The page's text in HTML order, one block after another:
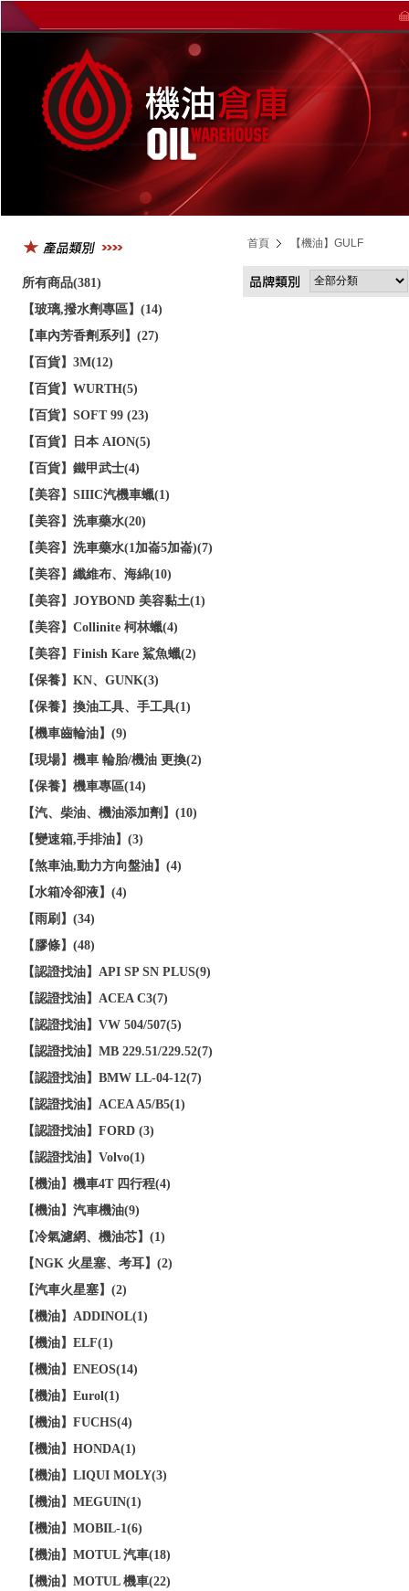
所有商品(381)
【玻璃,撥水劑專區】(14)
【車內芳香劑系列】(27)
【百貨】3M(12)
【百貨】WURTH(5)
【百貨】SOFT 99 (23)
【百貨】日本 AION(5)
【百貨】鐵甲武士(4)
【美容】SIIIC汽機車蠟(1)
【美容】洗車藥水(20)
【美容】洗車藥水(1加崙5加崙)(7)
【美容】纖維布、海綿(10)
【美容】JOYBOND 美容黏土(1)
【美容】Collinite 柯林蠟(4)
【美容】Finish Kare 鯊魚蠟(2)
【保養】KN、GUNK(3)
【保養】換油工具、手工具(1)
【機車齒輪油】(9)
【現場】機車 輪胎/機油 更換(2)
【保養】機車專區(14)
【汽、柴油、機油添加劑】(10)
【變速箱,手排油】(3)
【煞車油,動力方向盤油】(4)
【水箱冷卻液】(4)
【雨刷】(34)
【膠條】(48)
【認證找油】API SP SN PLUS(9)
【認證找油】ACEA C3(7)
【認證找油】VW 504/507(5)
【認證找油】MB 229.51/229.52(7)
【認證找油】BMW LL-04-12(7)
【認證找油】ACEA A5/B5(1)
【認證找油】FORD (3)
【認證找油】Volvo(1)
【機油】機車4T 四行程(4)
【機油】汽車機油(9)
【冷氣濾網、機油芯】(1)
【NGK 火星塞、考耳】(2)
【汽車火星塞】(2)
【機油】ADDINOL(1)
【機油】ELF(1)
【機油】ENEOS(14)
【機油】Eurol(1)
【機油】FUCHS(4)
【機油】HONDA(1)
【機油】LIQUI MOLY(3)
【機油】MEGUIN(1)
【機油】MOBIL-1(6)
【機油】MOTUL 汽車(18)
【機油】MOTUL 機車(22)
首頁 【機油】GULF